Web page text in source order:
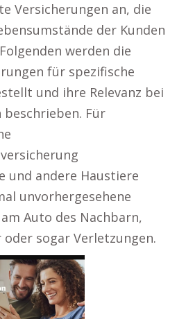
Versicherungen an, die
der Kunden
werden die
für spezifische
und ihre Relevanz bei
beschrieben. Für
und andere Haustiere
unvorhergesehene
Auto des Nachbarn,
sogar Verletzungen.